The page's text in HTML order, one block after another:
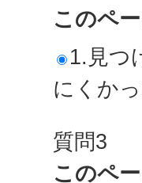
このペ
1.見つ
にくか
質問3
このペ